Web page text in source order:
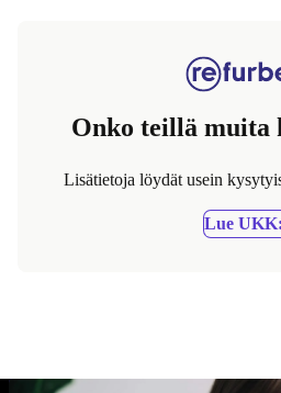
Onko teillä muita
Lisätietoja löydät usein
Lue